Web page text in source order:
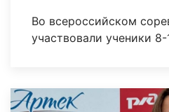
Во всероссийском
участвовали ученики 8-